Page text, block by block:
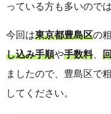
っている方も多いので
今回は東京都豊島区の
し込み手順や手数料、
ましたので、豊島区で
してください。